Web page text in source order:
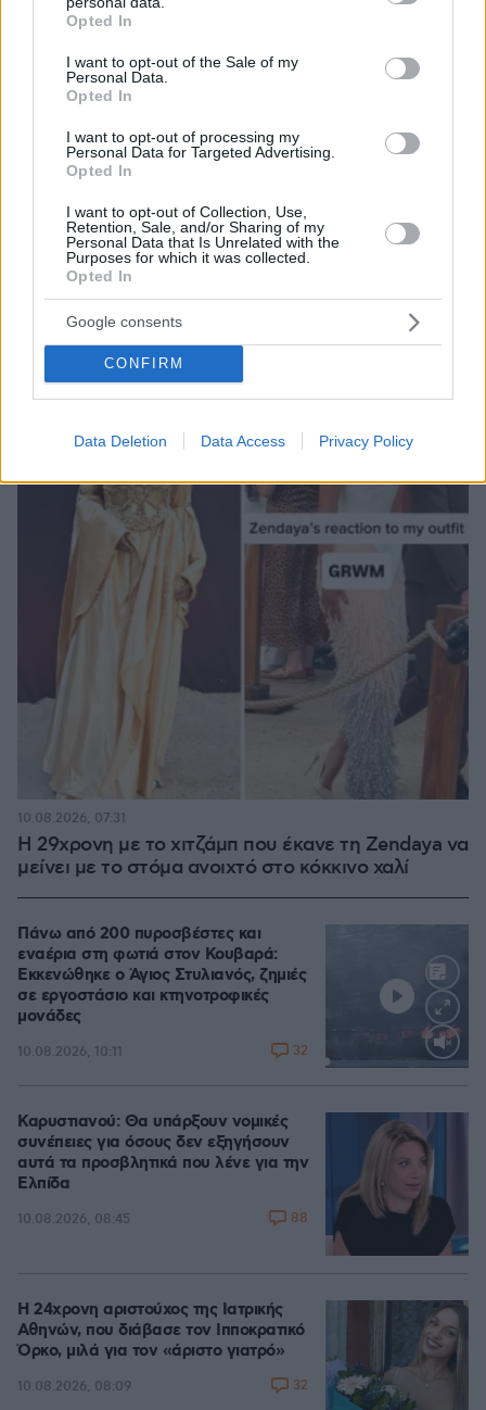
grant or deny consent to Google and its third-party tags to
use your data for below specified purposes in below Google
consent section.
Opted In
I want to opt-out of the Sale of my
Personal Data.
Opted In
I want to opt-out of processing my
Personal Data for Targeted Advertising.
Opted In
I want to opt-out of Collection, Use,
Retention, Sale, and/or Sharing of my
Personal Data that Is Unrelated with the
Purposes for which it was collected.
Opted In
Google consents
CONFIRM
Data Deletion Data Access Privacy Policy
Τη Υπερμάχω: Η νύχτα του Αυγούστου πριν από
1.400 χρόνια, που γέννησε τον Ακάθιστο Ύμνο
09.08.2026, 22:48
Η 29χρονη με το χιτζάμπ που έκανε τη Zendaya να
μείνει με το στόμα ανοιχτό στο κόκκινο χαλί
10.08.2026, 07:31
Πάνω από 200 πυροσβέστες και
εναέρια στη φωτιά στον Κουβαρά:
Εκκενώθηκε ο Άγιος Στυλιανός, ζημιές
σε εργοστάσιο και κτηνοτροφικές
μονάδες
10.08.2026, 10:11 32
Καρυστιανού: Θα υπάρξουν νομικές
συνέπειες για όσους δεν εξηγήσουν
αυτά τα προσβλητικά που λένε για την
Ελπίδα
10.08.2026, 08:45 88
Η 24χρονη αριστούχος της Ιατρικής
Αθηνών, που διάβασε τον Ιπποκρατικό
Όρκο, μιλά για τον «άριστο γιατρό»
10.08.2026, 08:09 32